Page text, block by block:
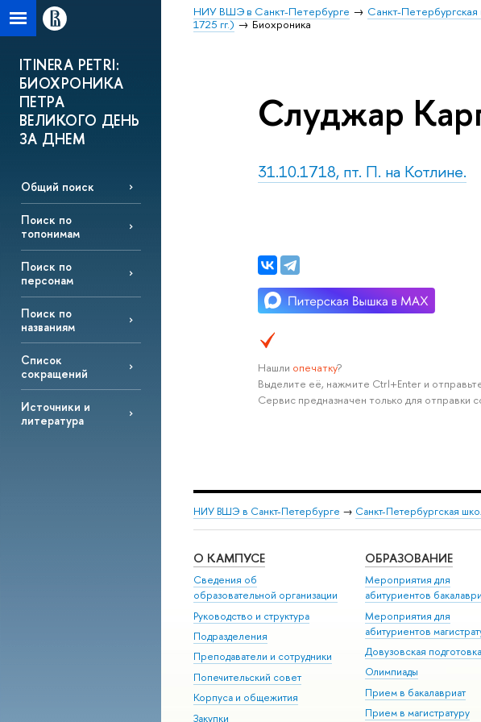
НИУ ВШЭ в Санкт-Петербурге Санкт-Петербургская
1725 гг.)
Биохроника
ITINERA PETRI:
БИОХРОНИКА
ПЕТРА
ВЕЛИКОГО ДЕНЬ
ЗА ДНЕМ
Общий поиск
Поиск по
топонимам
Поиск по
персонам
Поиск по
названиям
Список
сокращений
Источники и
литература
Слуджар
31.10.1718, пт. П. на Котлине.
Нашли опечатку?
Выделите её, нажмите Ctrl+Enter и
Сервис предназначен только для отправки
НИУ ВШЭ в Санкт-Петербурге → Санкт-Петербургская
О КАМПУСЕ
Сведения об
образовательной организации
Руководство и структура
Подразделения
Преподаватели и сотрудники
Попечительский совет
Корпуса и общежития
Закупки
ОБРАЗОВАНИЕ
Мероприятия для
абитуриентов
Мероприятия для
абитуриентов
Довузовская подготовка
Олимпиады
Прием в бакалавриат
Прием в магистратуру